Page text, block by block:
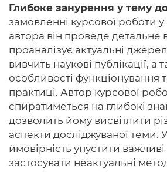
Глибоке занурення у тему
замовленні курсової роботи
автора він проведе детальне
проаналізує актуальні
вивчить наукові публікації, а
особливості функціонування
практиці. Автор курсової
спиратиметься на глибокі
дозволить йому висвітлити
аспекти досліджуваної теми.
ймовірність упустити важливі
застосувати неактуальні